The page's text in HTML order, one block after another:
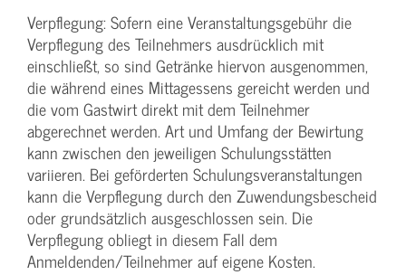
Verpflegung: Sofern eine Veranstaltungs­gebühr die
Verpflegung des Teilnehmers ausdrücklich mit
einschließt, so sind Getränke hiervon ausgenommen,
die während eines Mittagessens gereicht werden und
die vom Gastwirt direkt mit dem Teilnehmer
abgerechnet werden. Art und Umfang der Bewirtung
kann zwischen den jeweiligen Schulungsstätten
variieren. Bei geförderten Schulungs­veranstaltungen
kann die Verpflegung durch den Zuwendungs­bescheid
oder grundsätzlich ausgeschlossen sein. Die
Verpflegung obliegt in diesem Fall dem
Anmeldenden/­Teilnehmer auf eigene Kosten.